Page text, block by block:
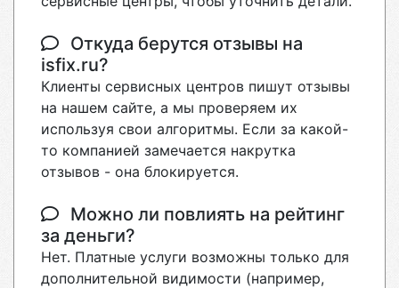
Откуда берутся отзывы на
isfix.ru?
Клиенты сервисных центров пишут отзывы
на нашем сайте, а мы проверяем их
используя свои алгоритмы. Если за какой-
то компанией замечается накрутка
отзывов - она блокируется.
Можно ли повлиять на рейтинг
за деньги?
Нет. Платные услуги возможны только для
дополнительной видимости (например,